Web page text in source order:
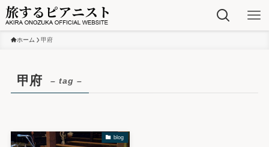
ホーム 甲府
甲府 – tag –
blog